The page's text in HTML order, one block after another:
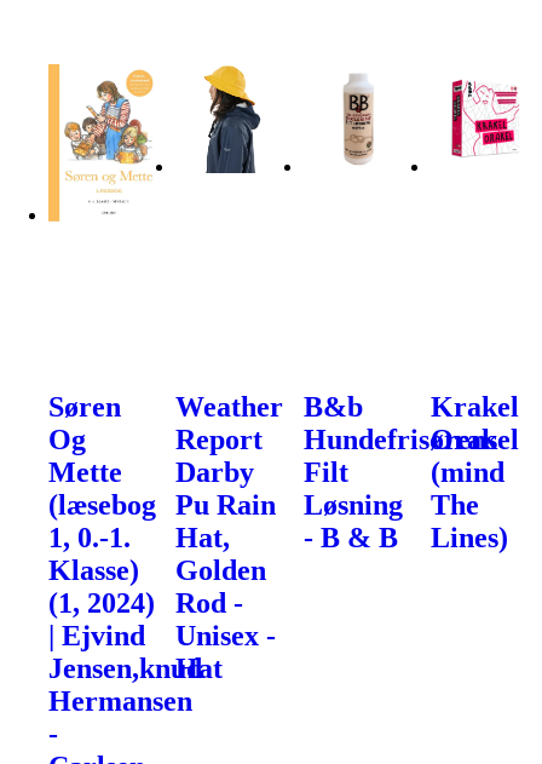
Søren
Og
Mette
(læsebog
1, 0.-1.
Klasse)
(1, 2024)
| Ejvind
Jensen,knud
Hermansen
-
Weather
Report
Darby
Pu Rain
Hat,
Golden
Rod -
Unisex -
Hat
B&b
Hundefrisørens
Filt
Løsning
- B & B
Krakel
Orakel
(mind
The
Lines)